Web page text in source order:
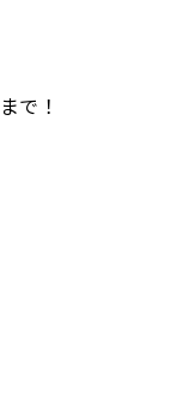
まで！